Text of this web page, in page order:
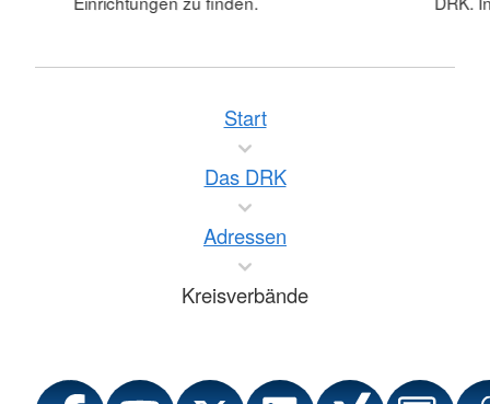
Start
Das DRK
Adressen
Kreisverbände